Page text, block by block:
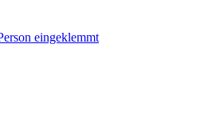
eingeklemmt